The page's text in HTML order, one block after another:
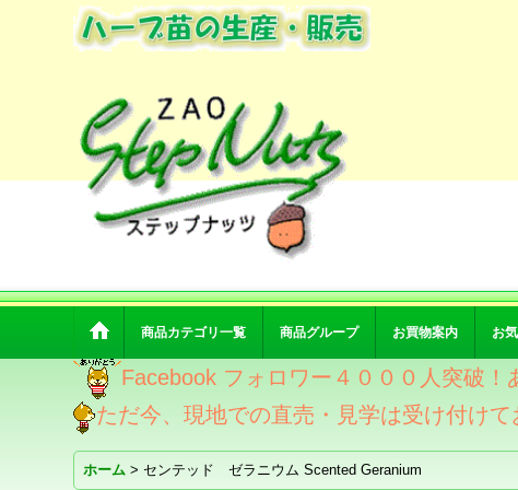
商品カテゴリ一覧 商品グループ お買物案内 お
Facebook フォロワー４０００人突破！
ただ今、現地での直売・見学は受け付けて
ホーム > センテッド ゼラニウム Scented Geranium